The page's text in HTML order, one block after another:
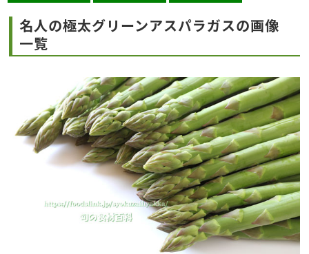
名人の極太グリーンアスパラガスの画像
一覧